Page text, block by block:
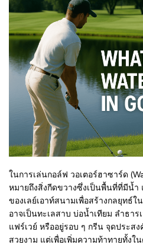
ในการเล่นกอล์ฟ วอเตอร์ฮาซาร์ด
หมายถึงสิ่งกีดขวางซึ่งเป็นพื้นที่ที่มีน้ำ
ของเลย์เอาท์สนามเพื่อสร้างกลยุทธ์ใ
อาจเป็นทะเลสาบ บ่อน้ำเทียม ลำธา
แฟร์เวย์ หรืออยู่รอบ ๆ กรีน จุดประส
สวยงาม แต่เพื่อเพิ่มความท้าทายทั้ง